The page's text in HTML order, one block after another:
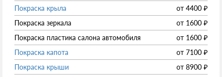
Покраска крыла
от 4400 ₽
Покраска зеркала
от 1600 ₽
Покраска пластика салона автомобиля
от 1600 ₽
Покраска капота
от 7100 ₽
Покраска крыши
от 8900 ₽